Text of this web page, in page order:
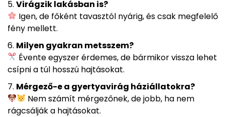
Virágzik lakásban is?
Igen, de főként tavasztól nyárig, és csak megfelelő
fény mellett.
Milyen gyakran metsszem?
Évente egyszer érdemes, de bármikor vissza lehet
csípni a túl hosszú hajtásokat.
Mérgező-e a gyertyavirág háziállatokra?
Nem számít mérgezőnek, de jobb, ha nem
rágcsálják a hajtásokat.